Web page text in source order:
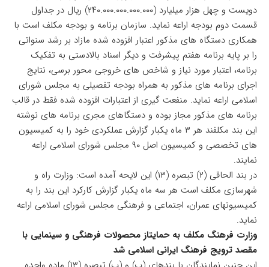
دویست و چهل هزار میلیارد (۲۴۰.۰۰۰.۰۰۰.۰۰۰.۰۰۰) ریال در جداول
قسمت دوم بودجه اراعه نماید. سازمان برنامه و بودجه مکلف است با
همکاری دستگاه های مذکور اعتبار افزوده شده مازاد بر رشد سنواتی
را بر پایه برنامه هفتم پیشرفت و دیگر اسناد بالادستی به تفکیک
برنامه، اعتبار مورد نیاز و شاخص های خروجی محور برسی، نتایج
اجرای برنامه های مذکور به همراه بودجه تفصیلی به مجلس شورای
اسلامی اراعه نماید. منفعت گیری از اعتبارات افزوده شده فقط در قالب
برنامه های مذکور مجاز بوده و دستگاهای مجری برنامه های نوشته
این بند مکلفند هر ۳ ماه یکبار گزارش عملکردی خود را به کمیسیون
های تخصصی و کمیسیون اصل ۹۰ مجلس شورای اسلامی اراعه
نمایند.
در بند الحاقی (۲) تبصره (۱۳) این لایحه آمده است: وزارت راه و
شهرسازی مکلف است هر سه ماه یکبار گزارش کارکرد این بند را به
کمیسیونهای عمران، اجتماعی و فرهنگی مجلس شورای اسلامی اراعه
نماید.
وزارت فرهنگ مکلف به حمایتاز محصولات فرهنگی و سینمایی با
مقصد ترویج فرهنگ ایرانی اسلامی شد